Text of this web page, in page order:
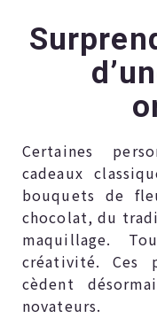
Certaines
cadeaux
bouquets de
chocolat, du
maquillage.
créativité. Ces
cèdent
novateurs.